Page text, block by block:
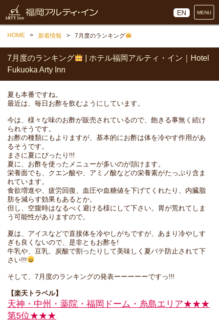
EN MENU
HOME 新着情報 7月度のランキング
7月度のランキング
| ホテル福岡アルティ・イン｜Hotel
Fukuoka Arty Inn
夏も本番ですね。
最近は、毎日お酢を飲むようにしています。
今は、様々な味のお酢が販売されているので、飽きる事無く続け
られそうです。
お酢の種類にもよりますが、基本的にお酢は体を冷やす作用があ
るそうです。
まさに夏にぴったり!!!
夏に、お酢を使ったメニューが多いのが頷けます。
栄養面でも、クエン酸や、アミノ酸などの栄養素がたっぷり含ま
れています。
食欲増進や、疲労回復、血圧や血糖値を下げてくれたり、内臓脂
肪を減らす効果もあるとか。
但し、空腹時はなるべく避ける様にして下さい。胃が荒れてしま
う可能性がありますので。
夏は、アイスなどで直接体を冷やしがちですが、あまり冷やしす
ぎも良くないので、是非ともお酢を!
牛乳や、豆乳、炭酸で割ったりして美味しく夏バテ防止されて下
さい!!!
そして、7月度のランキングの発表ーーーーーですっ!!!
【楽天トラベル】
天神・中州・薬院・福岡ドーム・糸島エリア★★★
第5位★★★